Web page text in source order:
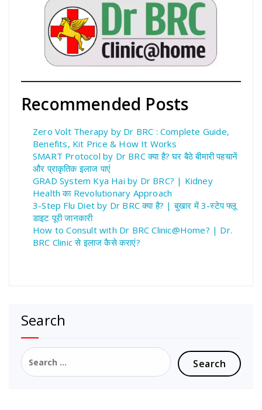
Recommended Posts
Zero Volt Therapy by Dr BRC : Complete Guide,
Benefits, Kit Price & How It Works
SMART Protocol by Dr BRC क्या है? घर बैठे बीमारी पहचानें
और प्राकृतिक इलाज पाएं
GRAD System Kya Hai by Dr BRC? | Kidney
Health का Revolutionary Approach
3-Step Flu Diet by Dr BRC क्या है? | बुखार में 3-स्टेप फ्लू
डाइट पूरी जानकारी
How to Consult with Dr BRC Clinic@Home? | Dr.
BRC Clinic से इलाज कैसे कराएं?
Search
Search
for: